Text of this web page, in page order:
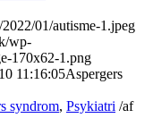
01/autisme-1.jpeg
wp-
170x62-1.png
11:16:05Aspergers
syndrom, Psykiatri /af